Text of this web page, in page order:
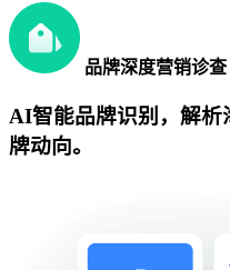
品牌深度营销诊查
AI智能品牌识别，解析
牌动向。